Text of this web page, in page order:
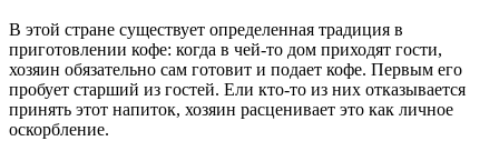
В этой стране существует определенная традиция в
приготовлении кофе: когда в чей-то дом приходят гости,
хозяин обязательно сам готовит и подает кофе. Первым его
пробует старший из гостей. Ели кто-то из них отказывается
принять этот напиток, хозяин расценивает это как личное
оскорбление.